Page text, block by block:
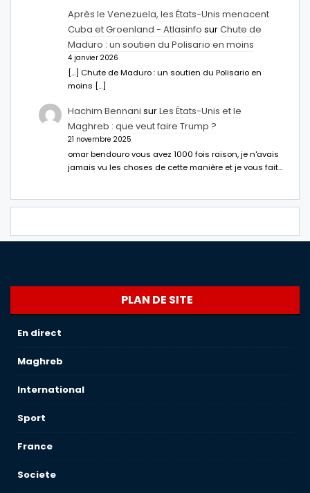
Après le Venezuela, les États-Unis menacent
Cuba et Groenland - Atlasinfo surChute de
Maduro : un soutien du Polisario en moins
4 janvier 2026
[…] Chute de Maduro : un soutien du Polisario en
moins […]
Hachim Bennani surLes États-Unis et le
Maghreb : que veut faire Trump ?
21 novembre 2025
omar bendouro vous avez 1000 fois raison, je n'avais
jamais vu les choses de cette manière et je vous fait…
PLAN DE SITE
En direct
Maghreb
International
Sport
France
Societe